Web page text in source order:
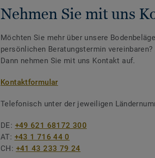
Nehmen Sie mit uns
Möchten Sie mehr über unsere
persönlichen Beratungstermin vereinbaren?
Dann nehmen Sie mit uns Kontakt auf.
Kontaktformular
Telefonisch unter der jeweiligen
DE: +49 621 68172 300
AT: +43 1 716 44 0
CH: +41 43 233 79 24